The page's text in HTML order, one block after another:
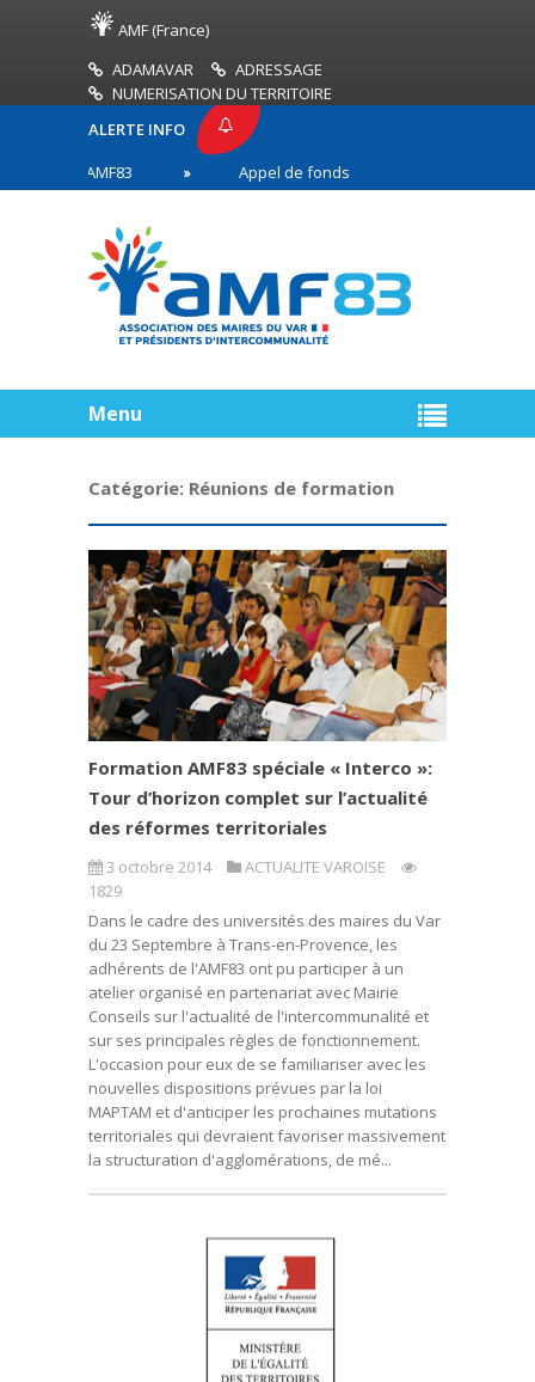
AMF (France)
ADAMAVAR
ADRESSAGE
NUMERISATION DU TERRITOIRE
ALERTE INFO
AMF83
Appel de fonds incendies de forêt
en première ligne
Menu
Catégorie: Réunions de formation
Formation AMF83 spéciale « Interco »:
Tour d’horizon complet sur l’actualité
des réformes territoriales
3 octobre 2014
ACTUALITE VAROISE
1829
Dans le cadre des universités des maires du Var
du 23 Septembre à Trans-en-Provence, les
adhérents de l'AMF83 ont pu participer à un
atelier organisé en partenariat avec Mairie
Conseils sur l'actualité de l'intercommunalité et
sur ses principales règles de fonctionnement.
L'occasion pour eux de se familiariser avec les
nouvelles dispositions prévues par la loi
MAPTAM et d'anticiper les prochaines mutations
territoriales qui devraient favoriser massivement
la structuration d'agglomérations, de mé...